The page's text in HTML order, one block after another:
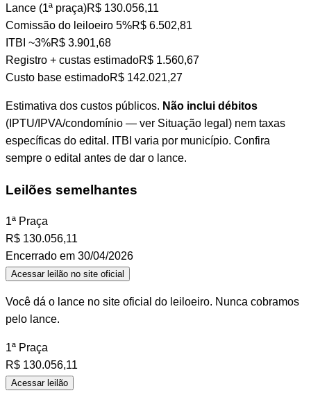
Lance (1ª praça)R$ 130.056,11
Comissão do leiloeiro 5%R$ 6.502,81
ITBI ~3%R$ 3.901,68
Registro + custas estimadoR$ 1.560,67
Custo base estimadoR$ 142.021,27
Estimativa dos custos públicos. Não inclui débitos
(IPTU/IPVA/condomínio — ver Situação legal) nem taxas
específicas do edital. ITBI varia por município. Confira
sempre o edital antes de dar o lance.
Leilões semelhantes
1ª Praça
R$ 130.056,11
Encerrado em 30/04/2026
Acessar leilão no site oficial
Você dá o lance no site oficial do leiloeiro. Nunca cobramos
pelo lance.
1ª Praça
R$ 130.056,11
Acessar leilão